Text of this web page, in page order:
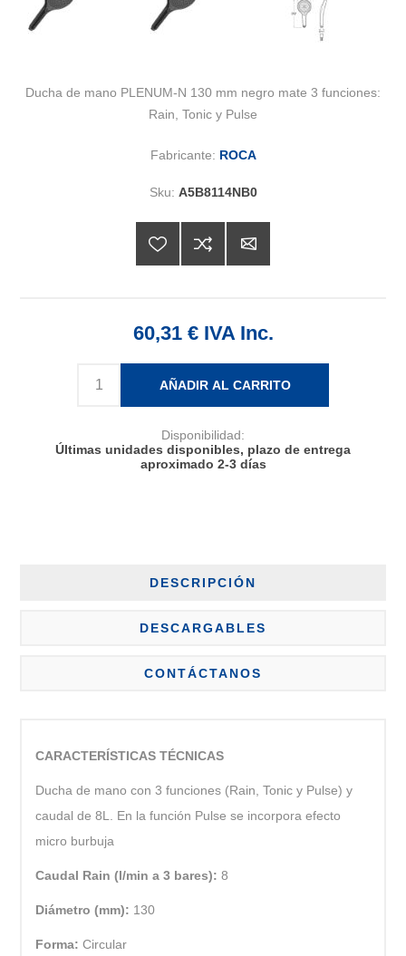
Ducha de mano PLENUM-N 130 mm negro mate 3 funciones:
Rain, Tonic y Pulse
Fabricante: ROCA
Sku: A5B8114NB0
60,31 € IVA Inc.
AÑADIR AL CARRITO
Disponibilidad:
Últimas unidades disponibles, plazo de entrega
aproximado 2-3 días
DESCRIPCIÓN
DESCARGABLES
CONTÁCTANOS
CARACTERÍSTICAS TÉCNICAS
Ducha de mano con 3 funciones (Rain, Tonic y Pulse) y
caudal de 8L. En la función Pulse se incorpora efecto
micro burbuja
Caudal Rain (l/min a 3 bares):8
Diámetro (mm): 130
Forma:Circular